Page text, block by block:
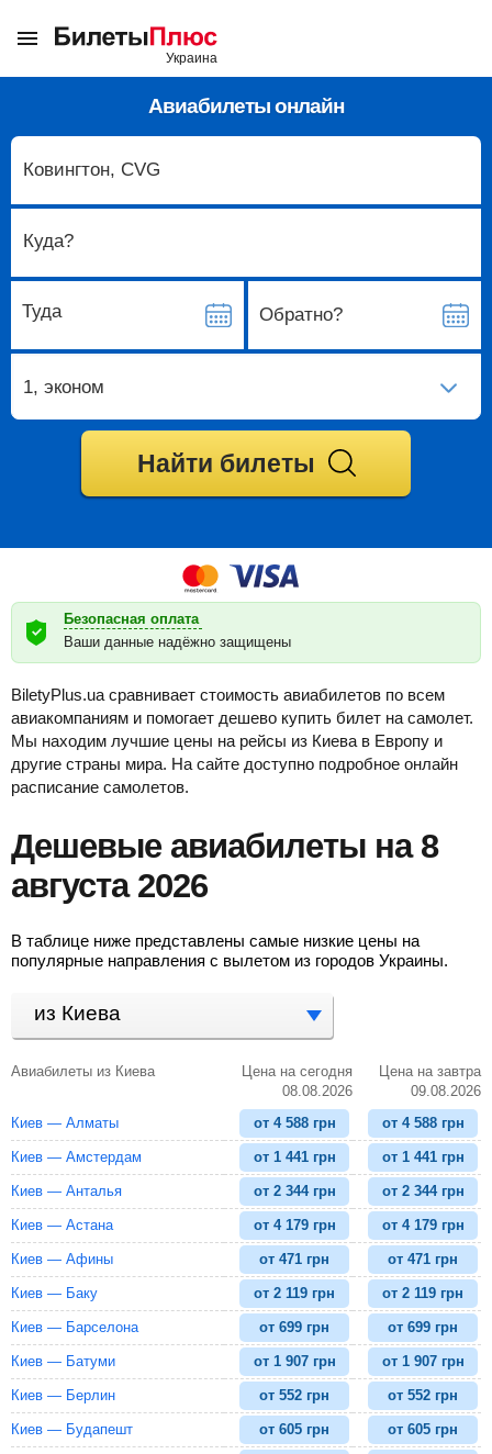
Авиабилеты онлайн
Куда?
Туда Обратно?
1, эконом
Найти билеты
Безопасная оплата
Ваши данные надёжно защищены
BiletyPlus.ua сравнивает стоимость авиабилетов по всем
авиакомпаниям и помогает дешево купить билет на самолет.
Мы находим лучшие цены на рейсы из Киева в Европу и
другие страны мира. На сайте доступно подробное онлайн
расписание самолетов.
Дешевые авиабилеты на 8
августа 2026
В таблице ниже представлены самые низкие цены на
популярные направления с вылетом из городов Украины.
из Киева
Авиабилеты из Киева
Цена на сегодня
08.08.2026
Цена на завтра
09.08.2026
Киев — Алматы
от 4 588 грн от 4 588 грн
Киев — Амстердам от 1 441 грн от 1 441 грн
Киев — Анталья от 2 344 грн от 2 344 грн
Киев — Астана от 4 179 грн от 4 179 грн
Киев — Афины от471 грн от471 грн
Киев — Баку от2 119 грн от2 119 грн
Киев — Барселона от699 грн от699 грн
Киев — Батуми от 1 907 грн от 1 907 грн
Киев — Берлин от552 грн от552 грн
Киев — Будапешт от605 грн от605 грн